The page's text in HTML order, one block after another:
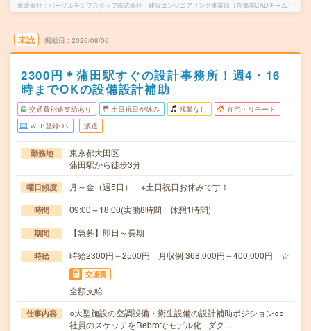
派遣会社 パーソルテンプスタッフ株式会社 建設エンジニアリング事業部（首都圏CADチーム）
未読 掲載日 2026/08/06
2300円＊蒲田駅すぐの設計事務所！週4・16
時までOKの設備設計補助
交通費別途支給あり 土日祝日が休み 残業なし 在宅・リモート
WEB登録OK 派遣
勤務地
東京都大田区
蒲田駅から徒歩3分
曜日頻度 月～金（週5日） ※土日祝日お休みです！
時間 09:00～18:00(実働8時間 休憩1時間)
期間 【急募】即日～長期
時給 時給2300円～2500円 月収例 368,000円～400,000円 ☆
交通費
全額支給
仕事内容
○大型施設の空調設備・衛生設備の設計補助ポジション○○
社員のスケッチをRebroでモデル化 ダク…